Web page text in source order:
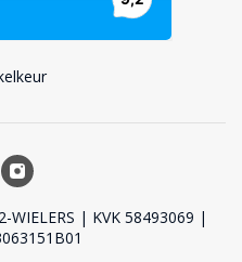
WIELERS | KVK 58493069 |